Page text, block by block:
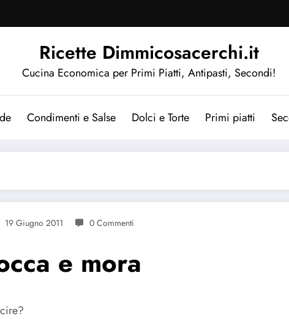
Ricette Dimmicosacerchi.it
Cucina Economica per Primi Piatti, Antipasti, Secondi!
Condimenti e Salse Dolci e Torte Primi piatti
19 Giugno 2011 0 Commenti
e mora